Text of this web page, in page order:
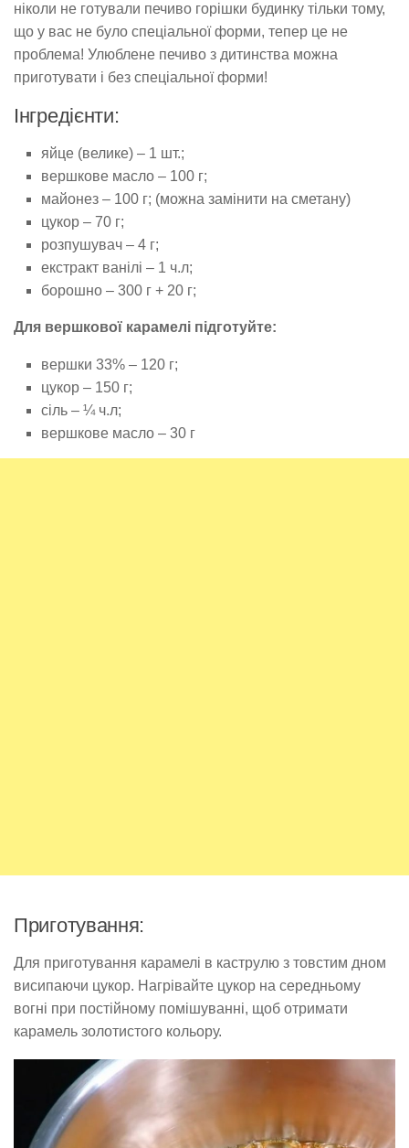
ніколи не готували печиво горішки будинку тільки тому,
що у вас не було спеціальної форми, тепер це не
проблема! Улюблене печиво з дитинства можна
приготувати і без спеціальної форми!
Інгредієнти:
яйце (велике) – 1 шт.;
вершкове масло – 100 г;
майонез – 100 г; (можна замінити на сметану)
цукор – 70 г;
розпушувач – 4 г;
екстракт ванілі – 1 ч.л;
борошно – 300 г + 20 г;
Для вершкової карамелі підготуйте:
вершки 33% – 120 г;
цукор – 150 г;
сіль – ¼ ч.л;
вершкове масло – 30 г
Приготування:
Для приготування карамелі в каструлю з товстим дном
висипаючи цукор. Нагрівайте цукор на середньому
вогні при постійному помішуванні, щоб отримати
карамель золотистого кольору.